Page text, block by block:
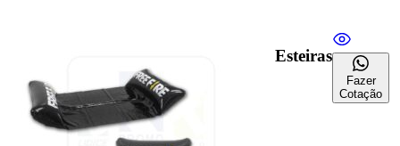
Esteiras
Fazer
Cotação